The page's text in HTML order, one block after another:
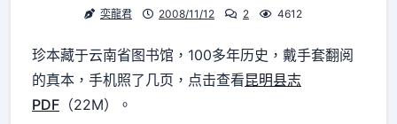
奕龍君 2008/11/12 2 4612
珍本藏于云南省图书馆，100多年历史，戴手套翻阅
的真本，手机照了几页，点击查看昆明县志
PDF （22M）。